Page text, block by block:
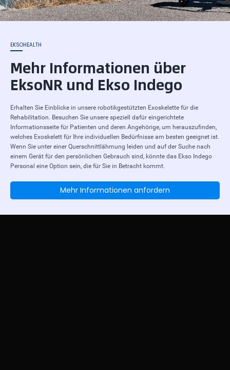
EKSOHEALTH
Mehr Informationen über
EksoNR und Ekso Indego
Erhalten Sie Einblicke in unsere robotikgestützten Exoskelette für die
Rehabilitation. Besuchen Sie unsere speziell dafür eingerichtete
Informationsseite für Patienten und deren Angehörige, um herauszufinden,
welches Exoskelett für Ihre individuellen Bedürfnisse am besten geeignet ist.
Wenn Sie unter einer Querschnittlähmung leiden und auf der Suche nach
einem Gerät für den persönlichen Gebrauch sind, könnte das Ekso Indego
Personal eine Option sein, die für Sie in Betracht kommt.
Mehr Informationen anfordern